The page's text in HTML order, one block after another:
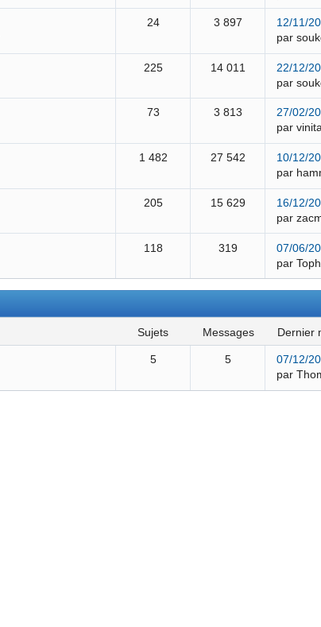
24 3 897
12/11/
par
225 14 011
22/12/
par
73 3 813
27/02/
par
1 482 27 542
10/12/
par
205 15 629
16/12/
par
118 319
07/06/
par
sujets messages dernier
5 5
07/12/
par